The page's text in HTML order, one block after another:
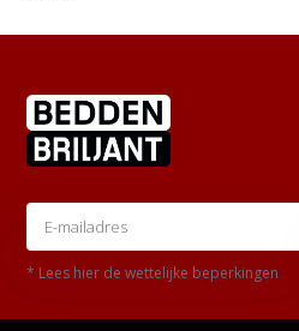
* Lees hier de wettelijke beperkingen